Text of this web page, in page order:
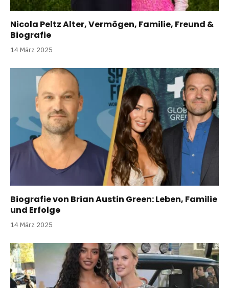
Nicola Peltz Alter, Vermögen, Familie, Freund &
Biografie
14 März 2025
Biografie von Brian Austin Green: Leben, Familie
und Erfolge
14 März 2025